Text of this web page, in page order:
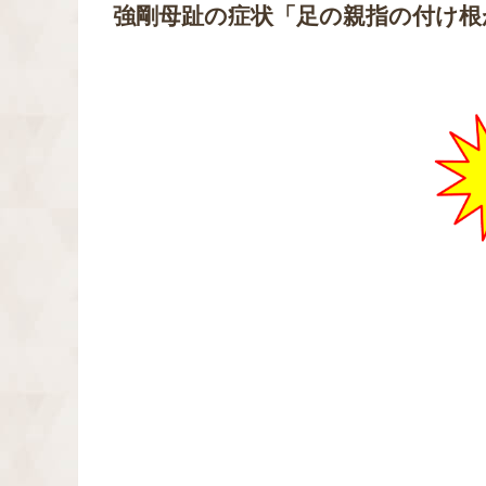
強剛母趾の症状「足の親指の付け